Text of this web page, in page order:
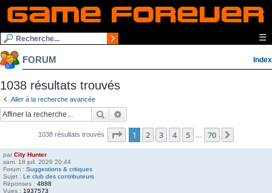
☰
FORUM Index
1038 résultats trouvés
Aller à la recherche avancée
Rechercher
1038 résultats trouvés Page 1sur70
1 2 3 4 5 70
par City Hunter
sam. 18 juil. 2026 20:44
Forum : Suggestions & critiques
Sujet : Le club des contributeurs
Réponses : 4888
Vues : 1937573